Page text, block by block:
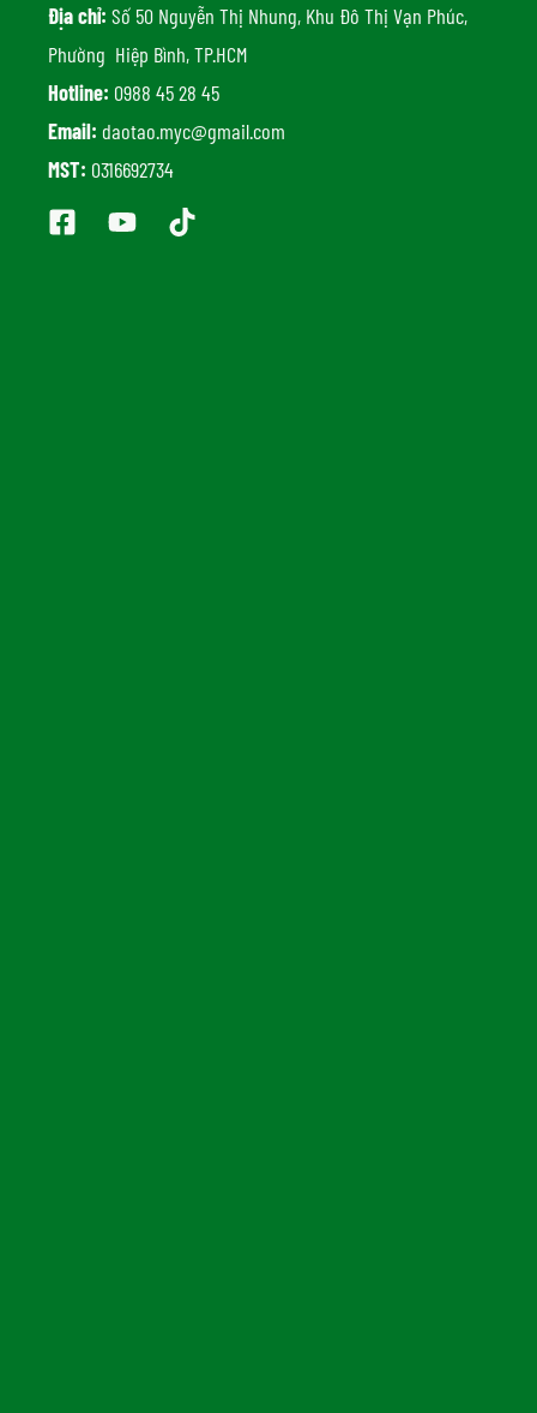
Địa chỉ: Số 50 Nguyễn Thị Nhung, Khu Đô Thị Vạn Phúc,
Phường Hiệp Bình, TP.HCM
Hotline: 0988 45 28 45
Email: daotao.myc@gmail.com
MST: 0316692734